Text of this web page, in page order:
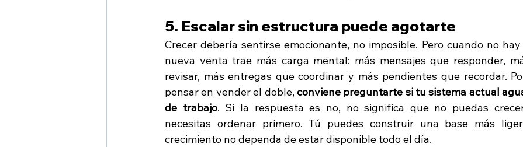
5. Escalar sin estructura puede agotarte
Crecer debería sentirse emocionante, no imposible. Pero cuando no hay
nueva venta trae más carga mental: más mensajes que responder,
revisar, más entregas que coordinar y más pendientes que recordar.
pensar en vender el doble, conviene preguntarte si tu sistema actual
de trabajo. Si la respuesta es no, no significa que no puedas
necesitas ordenar primero. Tú puedes construir una base más
crecimiento no dependa de estar disponible todo el día.